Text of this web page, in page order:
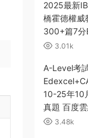
2025最新
橋霍德權威
300+篇7分
3.01k
A-Level考
10-25年10
真題 百度
3.48k